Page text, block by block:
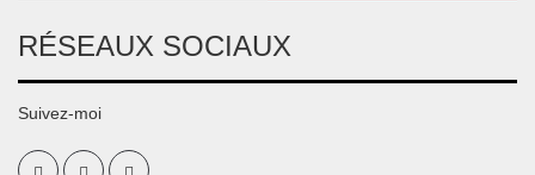
RÉSEAUX SOCIAUX
Suivez-moi